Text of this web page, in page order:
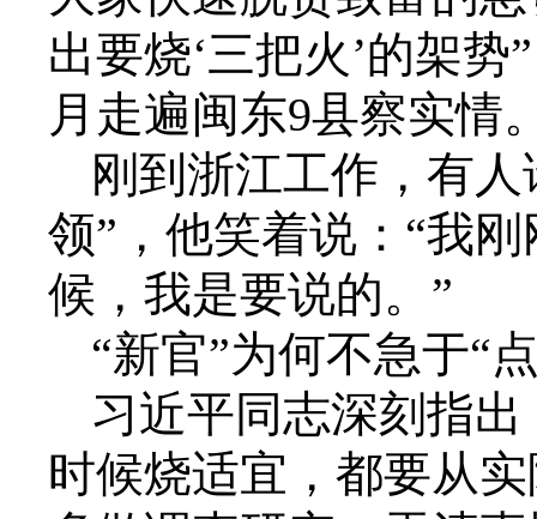
出要烧‘三把火’的架
月走遍闽东9县察实情
刚到浙江工作，有
领”，他笑着说：“我
候，我是要说的。”
“新官”为何不急于“
习近平同志深刻指出
时候烧适宜，都要从